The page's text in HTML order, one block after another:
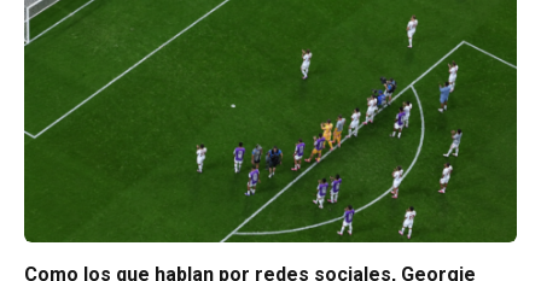
Como los que hablan por redes sociales, Georgie